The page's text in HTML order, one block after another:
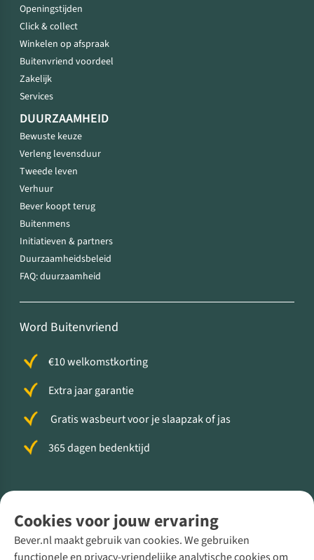
Cookies voor jouw ervaring
Bever.nl maakt gebruik van cookies. We gebruiken
Openingstijden
Click & collect
Winkelen op afspraak
Buitenvriend voordeel
Zakelijk
Services
DUURZAAMHEID
Bewuste keuze
Verleng levensduur
Tweede leven
Verhuur
Bever koopt terug
Buitenmens
Initiatieven & partners
Duurzaamheidsbeleid
FAQ: duurzaamheid
Word Buitenvriend
€10 welkomstkorting
Extra jaar garantie
Gratis wasbeurt voor je slaapzak of jas
365 dagen bedenktijd